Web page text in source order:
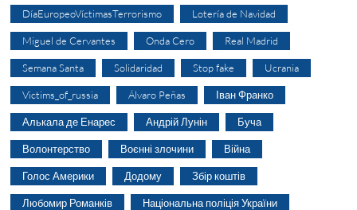
DíaEuropeoVíctimasTerrorismo Lotería de Navidad
Miguel de Cervantes Onda Cero Real Madrid
Semana Santa Solidaridad Stop fake Ucrania
Victims_of_russia Álvaro Peñas Іван Франко
Алькала де Енарес Андрій Лунін Буча
Волонтерство Воєнні злочини Війна
Голос Америки Додому Збір коштів
Любомир Романків Національна поліція України